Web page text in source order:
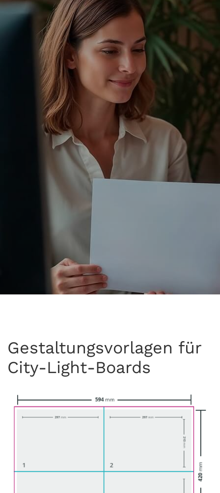
Gestaltungsvorlagen für
City-Light-Boards